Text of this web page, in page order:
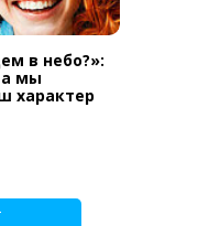
в небо?»:
а мы
характер